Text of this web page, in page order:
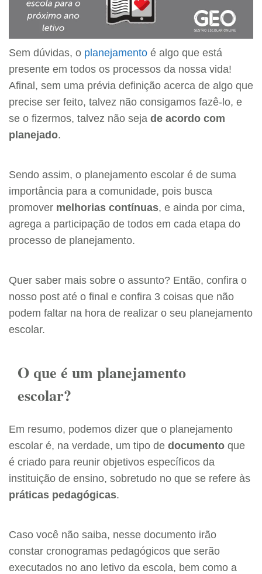
Sem dúvidas, o planejamento é algo que está
presente em todos os processos da nossa vida!
Afinal, sem uma prévia definição acerca de algo que
precise ser feito, talvez não consigamos fazê-lo, e
se o fizermos, talvez não seja de acordo com
planejado.
Sendo assim, o planejamento escolar é de suma
importância para a comunidade, pois busca
promover melhorias contínuas, e ainda por cima,
agrega a participação de todos em cada etapa do
processo de planejamento.
Quer saber mais sobre o assunto? Então, confira o
nosso post até o final e confira 3 coisas que não
podem faltar na hora de realizar o seu planejamento
escolar.
O que é um planejamento
escolar?
Em resumo, podemos dizer que o planejamento
escolar é, na verdade, um tipo de documento que
é criado para reunir objetivos específicos da
instituição de ensino, sobretudo no que se refere às
práticas pedagógicas.
Caso você não saiba, nesse documento irão
constar cronogramas pedagógicos que serão
executados no ano letivo da escola, bem como a